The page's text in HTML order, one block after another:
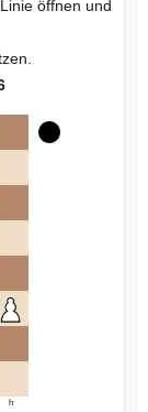
öffnen und
h